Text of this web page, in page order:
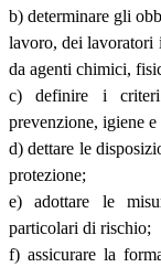
b) determinare gli
lavoro, dei lavoratori
da agenti chimici,
c) definire i criteri
prevenzione, igiene
d) dettare le
protezione;
e) adottare le
particolari di rischio;
f) assicurare la